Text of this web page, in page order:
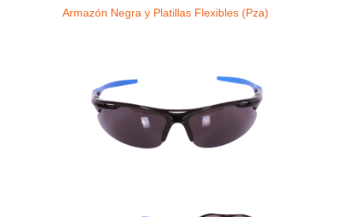
Armazón Negra y Platillas Flexibles (Pza)